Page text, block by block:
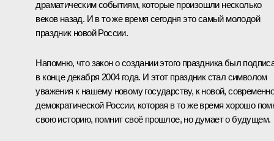
драматическим событиям, которые произошли несколько
веков назад. И в то же время сегодня это самый молодой
праздник новой России.
Напомню, что закон о создании этого праздника был
в конце декабря 2004 года. И этот праздник стал символом
уважения к нашему новому государству, к новой,
демократической России, которая в то же время хорошо
свою историю, помнит своё прошлое, но думает о будущем.